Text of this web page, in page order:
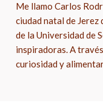
Me llamo Carlos
ciudad natal de Jerez
de la Universidad de
inspiradoras. A
curiosidad y